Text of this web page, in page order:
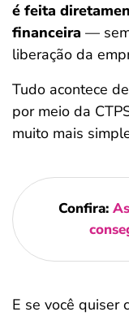
é feita
financeira —
liberação da
Tudo acontece
por meio da
muito mais
Confira:
E se você quiser